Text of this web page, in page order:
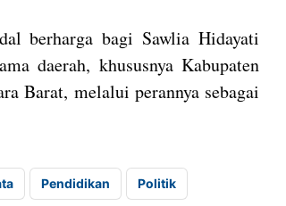
berharga bagi Sawlia Hidayati
daerah, khususnya Kabupaten
Barat, melalui perannya sebagai
Pendidikan Politik